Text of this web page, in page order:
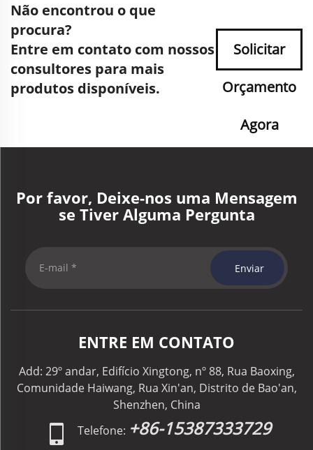
Não encontrou o que
procura?
Entre em contato com nossos
consultores para mais
produtos disponíveis.
Solicitar
Orçamento
Agora
Por favor, Deixe-nos uma Mensagem
se Tiver Alguma Pergunta
Enviar
ENTRE EM CONTATO
Add: 29º andar, Edifício Xingtong, nº 88, Rua Baoxing,
Comunidade Haiwang, Rua Xin'an, Distrito de Bao'an,
Shenzhen, China
Telefone: +86-15387333729